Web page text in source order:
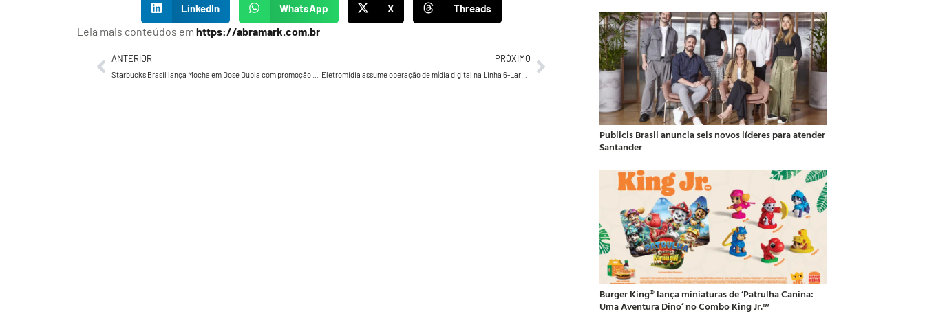
LinkedIn WhatsApp X Threads
Leia mais conteúdos em https://abramark.com.br
ANTERIOR PRÓXIMO
Publicis Brasil anuncia seis novos líderes para atender
Santander
Burger King® lança miniaturas de ‘Patrulha Canina:
Uma Aventura Dino’ no Combo King Jr.™